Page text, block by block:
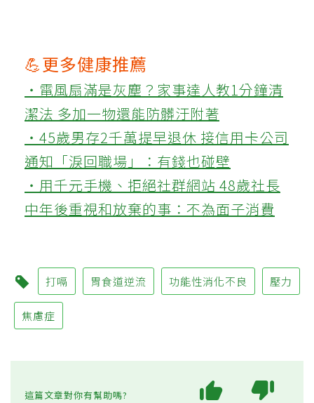
💪更多健康推薦
‧電風扇滿是灰塵？家事達人教1分鐘清
潔法 多加一物還能防髒汙附著
‧45歲男存2千萬提早退休 接信用卡公司
通知「淚回職場」：有錢也碰壁
‧用千元手機、拒絕社群網站 48歲社長
中年後重視和放棄的事：不為面子消費
打嗝 胃食道逆流 功能性消化不良 壓力
焦慮症
這篇文章對你有幫助嗎?